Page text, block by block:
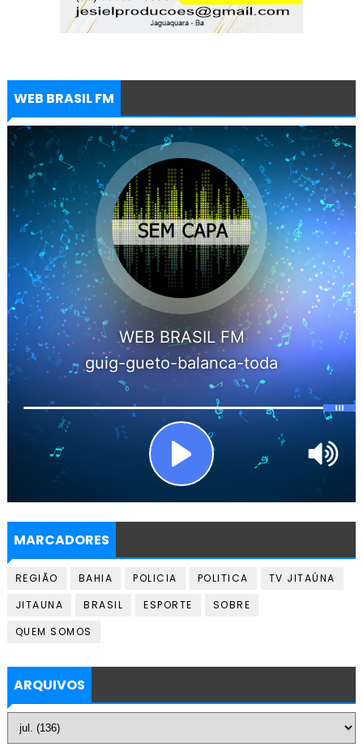
WEB BRASIL FM
MARCADORES
REGIÃO BAHIA POLICIA POLITICA
TV JITAÚNA
JITAUNA
BRASIL ESPORTE
SOBRE
QUEM SOMOS
ARQUIVOS